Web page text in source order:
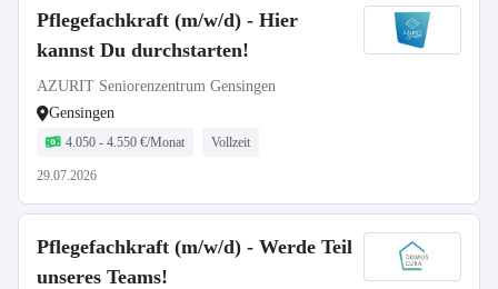
Pflegefachkraft (m/w/d) - Hier
kannst Du durchstarten!
AZURIT Seniorenzentrum Gensingen
Gensingen
4.050 - 4.550 €/Monat Vollzeit
29.07.2026
Pflegefachkraft (m/w/d) - Werde Teil
unseres Teams!